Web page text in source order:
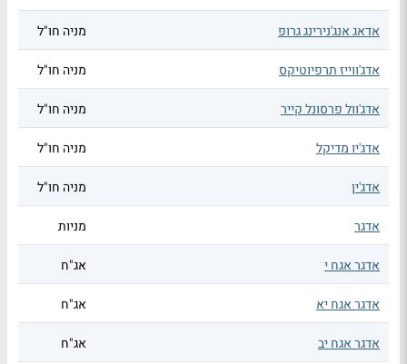
אדאג אנג'נירינג גרופ מניה חו"ל
אדג'ווייז תרפיוטיקס מניה חו"ל
אדג'וול פרסונל קייר מניה חו"ל
אדג'יו מדיקל מניה חו"ל
אדג'ין מניה חו"ל
אדגר מניות
אדגר אגח י אג"ח
אדגר אגח יא אג"ח
אדגר אגח יב אג"ח